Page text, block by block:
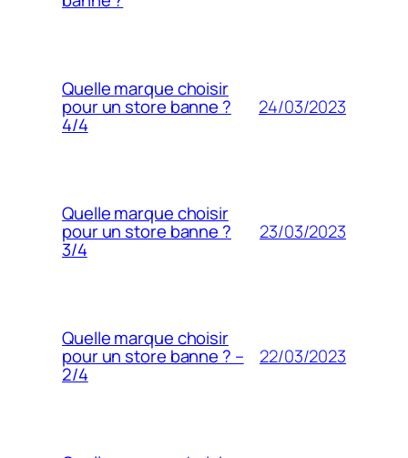
Quelle marque choisir
pour un store banne ?
4/4
24/03/2023
Quelle marque choisir
pour un store banne ?
3/4
23/03/2023
Quelle marque choisir
pour un store banne ? –
2/4
22/03/2023